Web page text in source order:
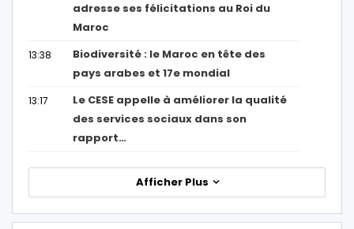
adresse ses félicitations au Roi du
Maroc
13:38
Biodiversité : le Maroc en tête des
pays arabes et 17e mondial
13:17
Le CESE appelle à améliorer la qualité
des services sociaux dans son
rapport…
Afficher Plus